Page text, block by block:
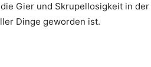
Gier und Skrupellosigkeit in
Dinge geworden ist.